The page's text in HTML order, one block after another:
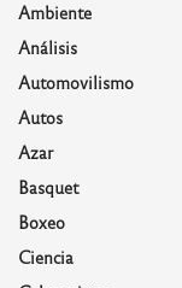
Ambiente
Análisis
Automovilismo
Autos
Azar
Basquet
Boxeo
Ciencia